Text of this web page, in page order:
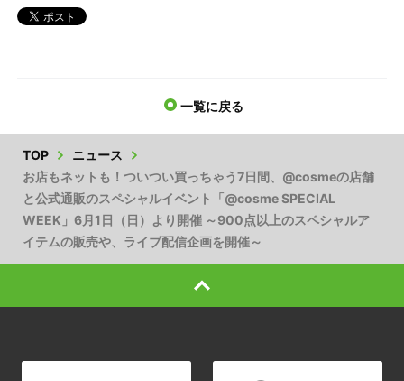
一覧に戻る
TOP
ニュース
お店もネットも！ついつい買っちゃう7日間、@cosmeの店舗
と公式通販のスペシャルイベント「@cosme SPECIAL
WEEK」6月1日（日）より開催 ～900点以上のスペシャルア
イテムの販売や、ライブ配信企画を開催～